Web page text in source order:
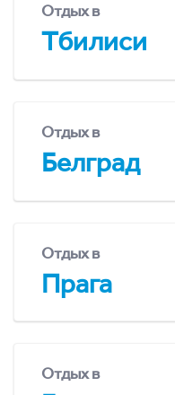
Отдых в
Тбилиси
Отдых в
Белград
Отдых в
Прага
Отдых в